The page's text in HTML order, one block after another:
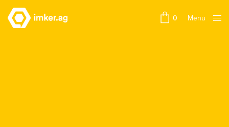
0
Menu